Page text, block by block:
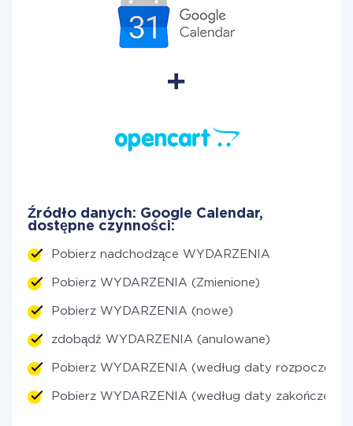
Źródło danych: Google Calendar,
dostępne czynności:
Pobierz nadchodzące WYDARZENIA
Pobierz WYDARZENIA (Zmienione)
Pobierz WYDARZENIA (nowe)
zdobądź WYDARZENIA (anulowane)
Pobierz WYDARZENIA (według daty rozpoczęcia)
Pobierz WYDARZENIA (według daty zakończenia)